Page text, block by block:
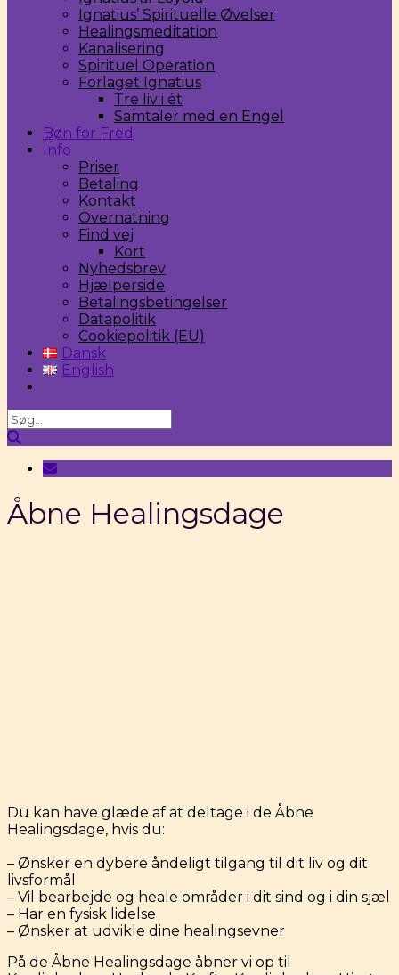
Ignatius’ Spirituelle Øvelser
Healingsmeditation
Kanalisering
Spirituel Operation
Forlaget Ignatius
Tre liv i ét
Samtaler med en Engel
Bøn for Fred
Info
Priser
Betaling
Kontakt
Overnatning
Find vej
Kort
Nyhedsbrev
Hjælperside
Betalingsbetingelser
Datapolitik
Cookiepolitik (EU)
Dansk
English
Åbne Healingsdage
Du kan have glæde af at deltage i de Åbne
Healingsdage, hvis du:
– Ønsker en dybere åndeligt tilgang til dit liv og dit
livsformål
– Vil bearbejde og heale områder i dit sind og i din sjæl
– Har en fysisk lidelse
– Ønsker at udvikle dine healingsevner
På de Åbne Healingsdage åbner vi op til